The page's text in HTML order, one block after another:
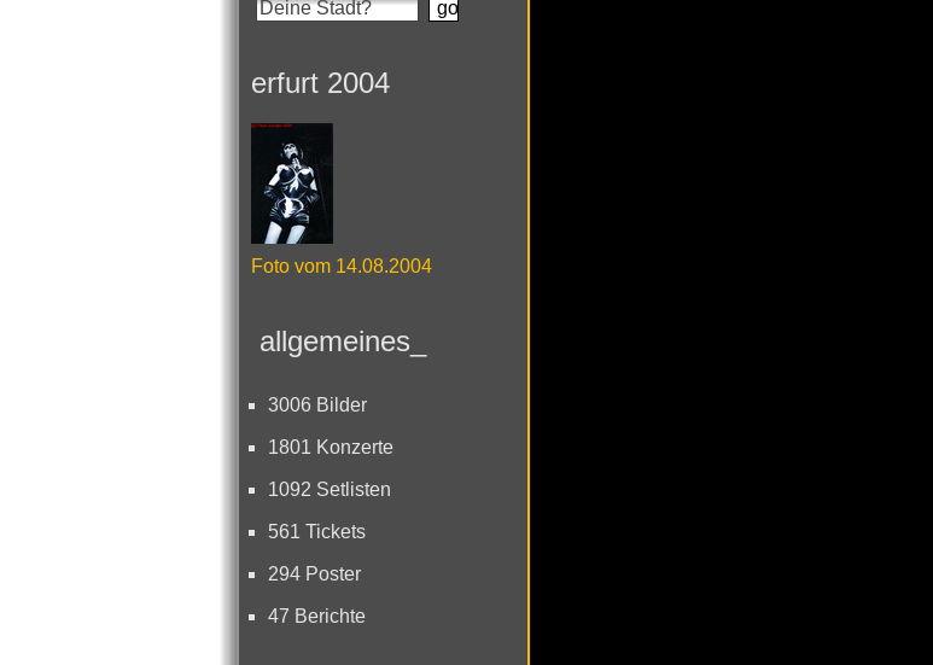
erfurt 2004
Foto vom 14.08.2004
allgemeines_
3006 Bilder
1801 Konzerte
1092 Setlisten
561 Tickets
294 Poster
47 Berichte